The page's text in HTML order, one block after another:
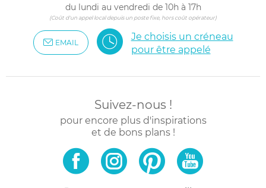
du lundi au vendredi de 10h à 17h
(Coût d'un appel local depuis un poste fixe, hors coût opérateur)
EMAIL
Je choisis un créneau
pour être appelé
Suivez-nous !
pour encore plus d'inspirations
et de bons plans !